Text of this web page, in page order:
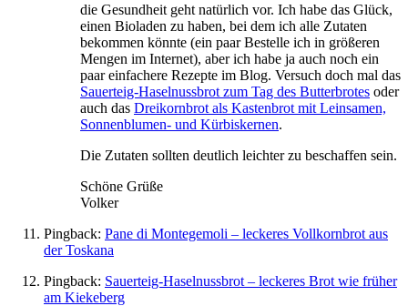
die Gesundheit geht natürlich vor. Ich habe das Glück,
einen Bioladen zu haben, bei dem ich alle Zutaten
bekommen könnte (ein paar Bestelle ich in größeren
Mengen im Internet), aber ich habe ja auch noch ein
paar einfachere Rezepte im Blog. Versuch doch mal das
Sauerteig-Haselnussbrot zum Tag des Butterbrotes oder
auch das Dreikornbrot als Kastenbrot mit Leinsamen,
Sonnenblumen- und Kürbiskernen.
Die Zutaten sollten deutlich leichter zu beschaffen sein.
Schöne Grüße
Volker
Pingback: Pane di Montegemoli – leckeres Vollkornbrot aus
der Toskana
Pingback: Sauerteig-Haselnussbrot – leckeres Brot wie früher
am Kiekeberg